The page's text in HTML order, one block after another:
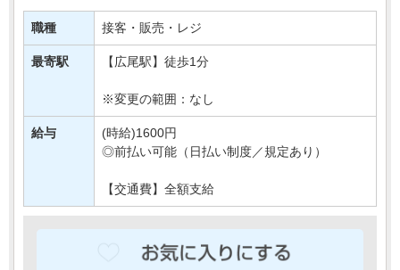
・‥…━━━━━━☆
あなたには、
対面での販売や品出しなどの業務をご担当いただきます＊
職種 接客・販売・レジ
最寄駅 【広尾駅】徒歩1分
※変更の範囲：なし
給与
(時給)1600円
◎前払い可能（日払い制度／規定あり）
【交通費】全額支給